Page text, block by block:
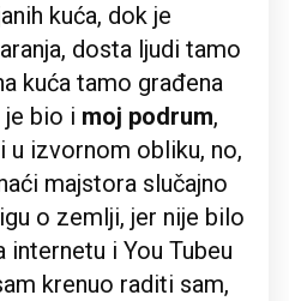
kuća, dok je
dosta ljudi tamo
kuća tamo građena
bio i moj podrum,
u izvornom obliku, no,
majstora slučajno
o zemlji, jer nije bilo
i You Tubeu
krenuo raditi sam,